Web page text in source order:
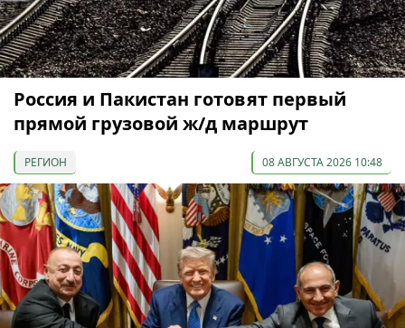
Россия и Пакистан готовят первый
прямой грузовой ж/д маршрут
РЕГИОН 08 АВГУСТА 2026 10:48